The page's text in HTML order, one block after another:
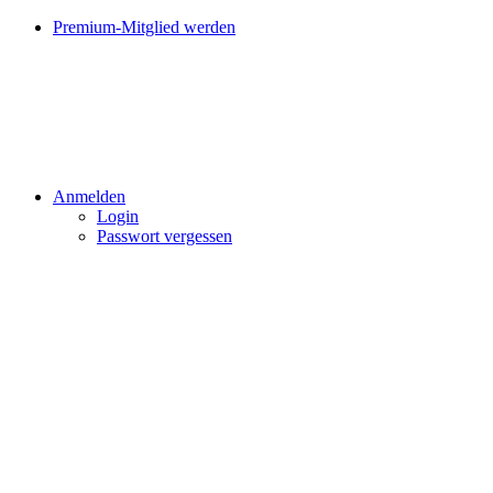
Premium-Mitglied werden
Anmelden
Login
Passwort vergessen